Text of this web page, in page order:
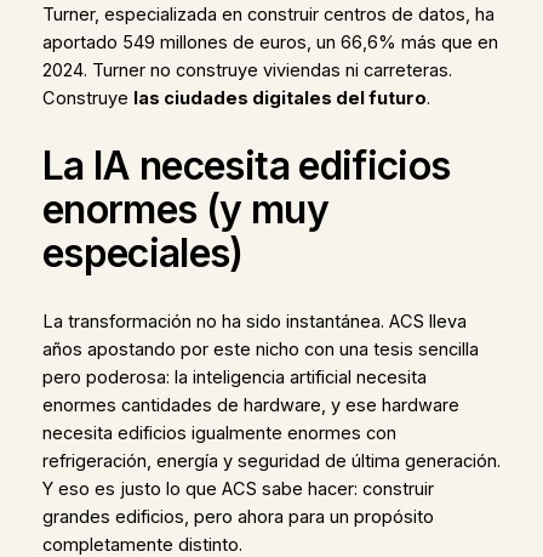
Turner, especializada en construir centros de datos, ha
aportado 549 millones de euros, un 66,6% más que en
2024. Turner no construye viviendas ni carreteras.
Construye las ciudades digitales del futuro.
La IA necesita edificios
enormes (y muy
especiales)
La transformación no ha sido instantánea. ACS lleva
años apostando por este nicho con una tesis sencilla
pero poderosa: la inteligencia artificial necesita
enormes cantidades de hardware, y ese hardware
necesita edificios igualmente enormes con
refrigeración, energía y seguridad de última generación.
Y eso es justo lo que ACS sabe hacer: construir
grandes edificios, pero ahora para un propósito
completamente distinto.